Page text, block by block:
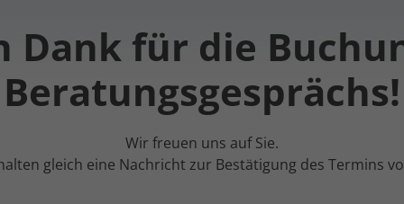
Dank für die
Beratungsgesprächs!
Wir freuen uns auf Sie.
gleich eine Nachricht zur Bestätigung des Termins